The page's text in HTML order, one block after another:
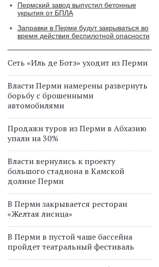
Пермский завод выпустил бетонные
укрытия от БПЛА
Заправки в Перми будут закрываться во
время действия беспилотной опасности
Сеть «Иль де Ботэ» уходит из Перми
Власти Перми намерены развернуть
борьбу с брошенными
автомобилями
Продажи туров из Перми в Абхазию
упали на 30%
Власти вернулись к проекту
большого стадиона в Камской
долине Перми
В Перми закрывается ресторан
«Желтая лисица»
В Перми в пустой чаше бассейна
пройдет театральный фестиваль